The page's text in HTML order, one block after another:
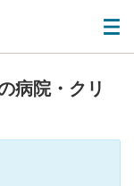
病院・クリ